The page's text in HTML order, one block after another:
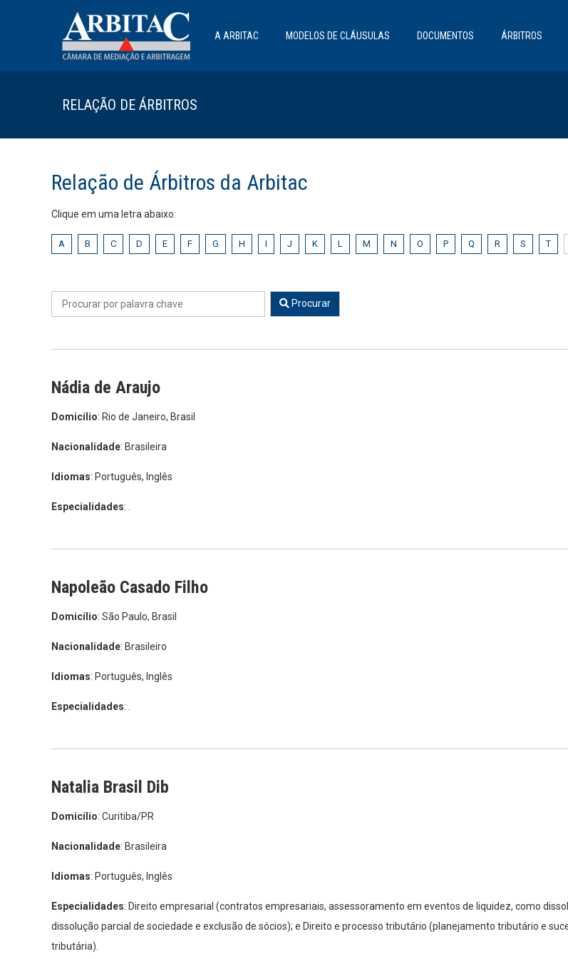
A ARBITAC MODELOS DE CLÁUSULAS DOCUMENTOS ÁRBITROS
RELAÇÃO DE ÁRBITROS
Relação de Árbitros da Arbitac
Clique em uma letra abaixo:
A B C D E F G H I J K L M N O P Q R S T
Procurar
Nádia de Araujo
Domicílio: Rio de Janeiro, Brasil
Nacionalidade: Brasileira
Idiomas: Português, Inglês
Especialidades: .
Napoleão Casado Filho
Domicílio: São Paulo, Brasil
Nacionalidade: Brasileiro
Idiomas: Português, Inglês
Especialidades: .
Natalia Brasil Dib
Domicílio: Curitiba/PR
Nacionalidade: Brasileira
Idiomas: Português, Inglês
Especialidades: Direito empresarial (contratos empresariais, assessoramento em eventos de liquidez, como
dissolução parcial de sociedade e exclusão de sócios); e Direito e processo tributário (planejamento tributário e
tributária).